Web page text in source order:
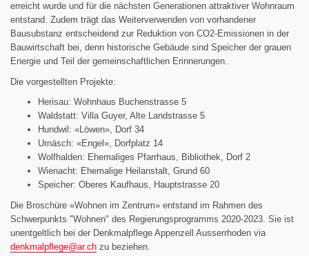
erreicht wurde und für die nächsten Generationen attraktiver Wohnraum
entstand. Zudem trägt das Weiterverwenden von vorhandener
Bausubstanz entscheidend zur Reduktion von CO2-Emissionen in der
Bauwirtschaft bei, denn historische Gebäude sind Speicher der grauen
Energie und Teil der gemeinschaftlichen Erinnerungen.
Die vorgestellten Projekte:
Herisau: Wohnhaus Buchenstrasse 5
Waldstatt: Villa Guyer, Alte Landstrasse 5
Hundwil: «Löwen», Dorf 34
Urnäsch: «Engel», Dorfplatz 14
Wolfhalden: Ehemaliges Pfarrhaus, Bibliothek, Dorf 2
Wienacht: Ehemalige Heilanstalt, Grund 60
Speicher: Oberes Kaufhaus, Hauptstrasse 20
Die Broschüre «Wohnen im Zentrum» entstand im Rahmen des
Schwerpunkts "Wohnen" des Regierungsprogramms 2020-2023. Sie ist
unentgeltlich bei der Denkmalpflege Appenzell Ausserrhoden via
denkmalpflege@ar.ch zu beziehen.